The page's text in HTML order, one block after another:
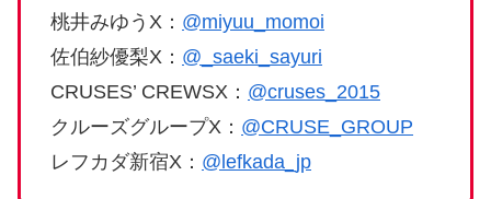
桃井みゆうX： @miyuu_momoi
佐伯紗優梨X： @_saeki_sayuri
CRUSES’ CREWSX： @cruses_2015
クルーズグループX： @CRUSE_GROUP
レフカダ新宿X： @lefkada_jp